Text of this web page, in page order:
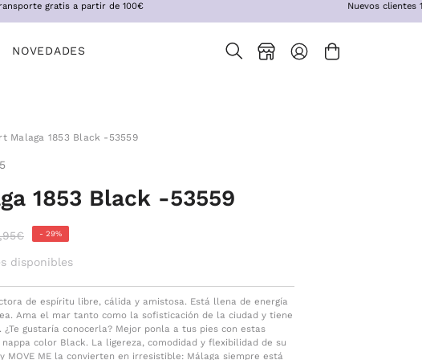
gratis a partir de 100€ Nuevos clientes 10%
NOVEDADES
Abrir
MI
CARRO ABIERTO
Malaga 1853 Black -53559
1853 Black -53559
- 29%
disponibles
de espíritu libre, cálida y amistosa. Está llena de energía
Ama el mar tanto como la sofisticación de la ciudad y tiene
gustaría conocerla? Mejor ponla a tus pies con estas
color Black. La ligereza, comodidad y flexibilidad de su
y MOVE ME la convierten en irresistible: Málaga siempre está